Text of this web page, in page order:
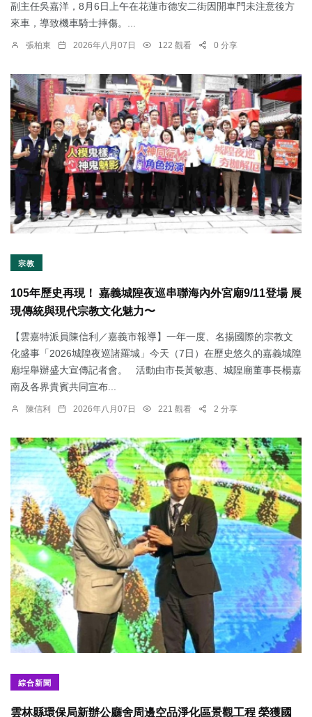
副主任吳嘉洋，8月6日上午在花蓮市德安二街因開車門未注意後方
來車，導致機車騎士摔傷。...
張柏東 2026年八月07日 122 觀看 0 分享
宗教
105年歷史再現！ 嘉義城隍夜巡串聯海內外宮廟9/11登場 展
現傳統與現代宗教文化魅力〜
【雲嘉特派員陳信利／嘉義市報導】一年一度、名揚國際的宗教文
化盛事「2026城隍夜巡諸羅城」今天（7日）在歷史悠久的嘉義城隍
廟埕舉辦盛大宣傳記者會。 活動由市長黃敏惠、城隍廟董事長楊嘉
南及各界貴賓共同宣布...
陳信利 2026年八月07日 221 觀看 2 分享
綜合新聞
雲林縣環保局新辦公廳舍周邊空品淨化區景觀工程 榮獲國